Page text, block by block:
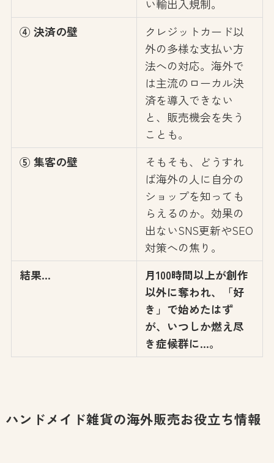
い輸出入規制。
④ 決済の壁
クレジットカード以
外の多様な支払い方
法への対応。海外で
は主流のローカル決
済を導入できない
と、販売機会を失う
ことも。
⑤ 集客の壁
そもそも、どうすれ
ば海外の人に自分の
ショップを知っても
らえるのか。効果の
出ないSNS更新やSEO
対策への焦り。
結果…
月100時間以上が創作
以外に奪われ、「好
き」で始めたはず
が、いつしか燃え尽
き症候群に…。
ハンドメイド雑貨の海外販売お役立ち情報